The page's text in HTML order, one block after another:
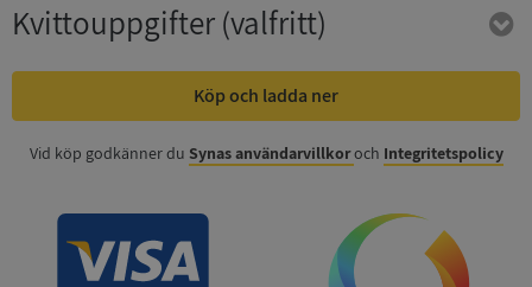
Kvittouppgifter(valfritt)
Köp och ladda ner
Vid köp godkänner du Synas användarvillkoroch Integritetspolicy